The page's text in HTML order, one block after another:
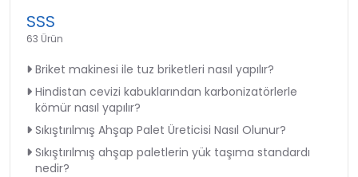
SSS
63 Ürün
Briket makinesi ile tuz briketleri nasıl yapılır?
Hindistan cevizi kabuklarından karbonizatörlerle
kömür nasıl yapılır?
Sıkıştırılmış Ahşap Palet Üreticisi Nasıl Olunur?
Sıkıştırılmış ahşap paletlerin yük taşıma standardı
nedir?